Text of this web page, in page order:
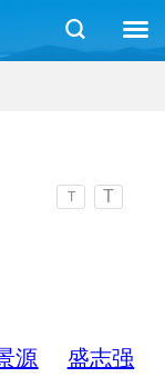
T T
源
盛志强